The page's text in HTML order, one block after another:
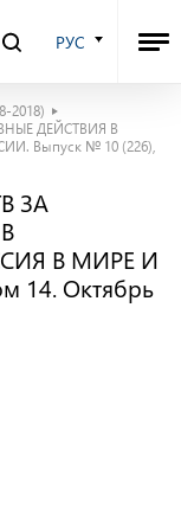
РУС
2018)
ДЕЙСТВИЯ В
Выпуск № 10 (226),
ЗА
В МИРЕ И
14. Октябрь